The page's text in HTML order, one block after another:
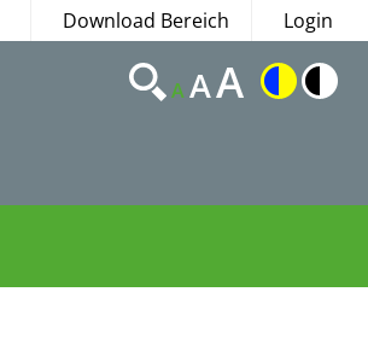
Download Bereich Login
AAA